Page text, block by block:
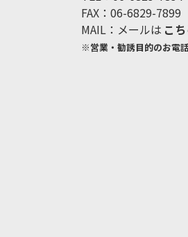
FAX：06-6829-7899
MAIL：メールは こ
※営業・勧誘目的のお電